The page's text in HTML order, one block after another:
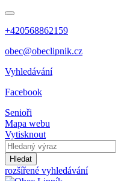
+420568862159
obec@obeclipnik.cz
Vyhledávání
Facebook
Senioři
Mapa webu
Vytisknout
Hledat
rozšířené vyhledávání